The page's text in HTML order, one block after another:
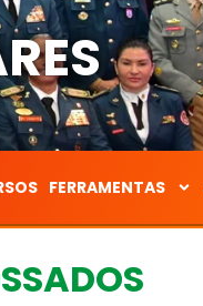
FERRAMENTAS